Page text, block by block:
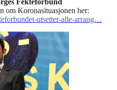
om Koronasituasjonen her:
utsetter-alle-arrang…